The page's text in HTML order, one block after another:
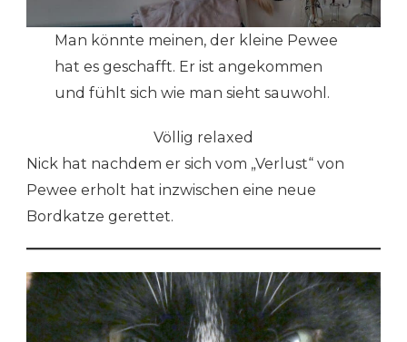
Man könnte meinen, der kleine Pewee
hat es geschafft. Er ist angekommen
und fühlt sich wie man sieht sauwohl.
Völlig relaxed
Nick hat nachdem er sich vom „Verlust“ von
Pewee erholt hat inzwischen eine neue
Bordkatze gerettet.